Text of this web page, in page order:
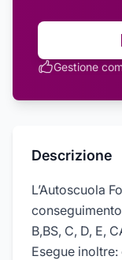
Gestione
Descrizione
L’Autoscuola
B,BS, C, D, E,
Esegue